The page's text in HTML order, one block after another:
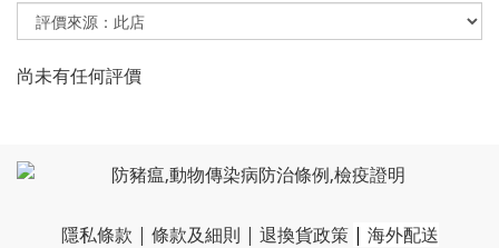
尚未有任何評價
隱私條款 | 條款及細則 | 退換貨政策 | 海外配送